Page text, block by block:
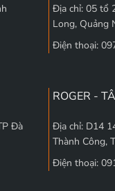
Địa chỉ: 05 tổ
Long, Quảng
Điện thoại:
Đà
ROGER -
Địa chỉ: D14
Thành Công,
Điện thoại: